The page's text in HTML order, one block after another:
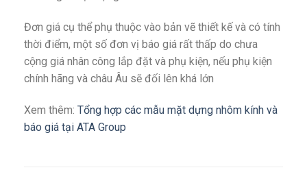
Đơn giá cụ thể phụ thuộc vào bản vẽ thiết kế và có tính
thời điểm, một số đơn vị báo giá rất thấp do chưa
cộng giá nhân công lắp đặt và phụ kiện, nếu phụ kiện
chính hãng và châu Âu sẽ đối lên khá lớn
Xem thêm: Tổng hợp các mẫu mặt dựng nhôm kính và
báo giá tại ATA Group